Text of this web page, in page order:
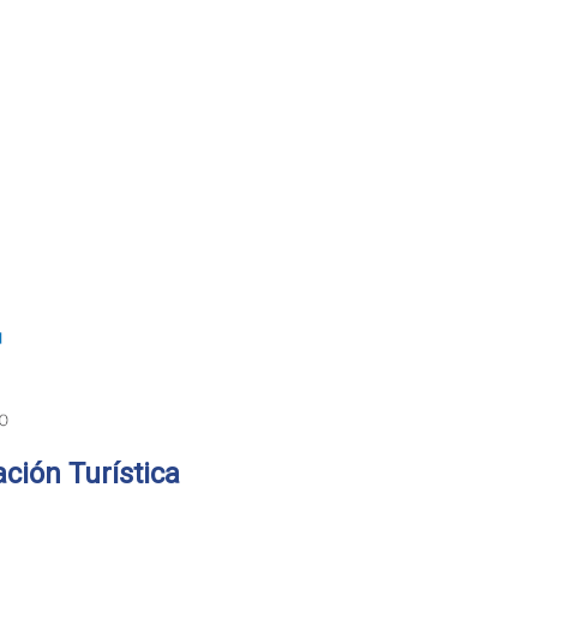
Turística